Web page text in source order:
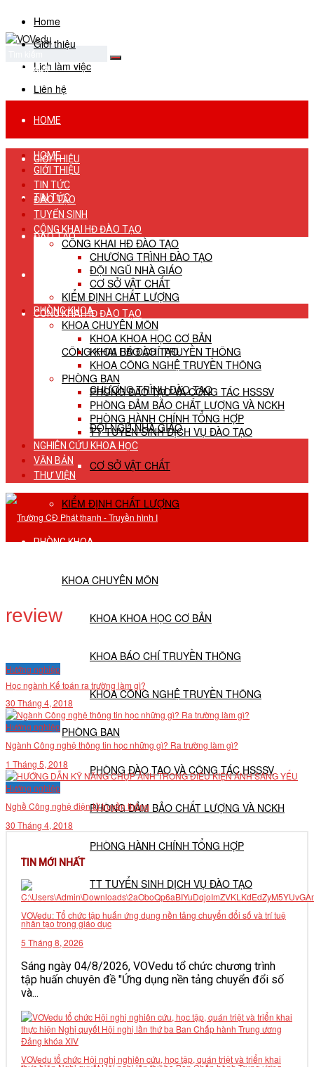
Home
Giới thiệu
Lịch làm việc
Liên hệ
No Result
View All Result
HOME
GIỚI THIỆU
TIN TỨC
ĐÀO TẠO
TUYỂN SINH
CÔNG KHAI HĐ ĐÀO TẠO
CÔNG KHAI HĐ ĐÀO TẠO
CHƯƠNG TRÌNH ĐÀO TẠO
ĐỘI NGŨ NHÀ GIÁO
CƠ SỞ VẬT CHẤT
KIỂM ĐỊNH CHẤT LƯỢNG
PHÒNG KHOA
KHOA CHUYÊN MÔN
KHOA KHOA HỌC CƠ BẢN
KHOA BÁO CHÍ TRUYỀN THÔNG
KHOA CÔNG NGHỆ TRUYỀN THÔNG
PHÒNG BAN
PHÒNG ĐÀO TẠO VÀ CÔNG TÁC HSSSV
PHÒNG ĐẢM BẢO CHẤT LƯỢNG VÀ NCKH
PHÒNG HÀNH CHÍNH TỔNG HỢP
TT TUYỂN SINH DỊCH VỤ ĐÀO TẠO
NGHIÊN CỨU KHOA HỌC
VĂN BẢN
THƯ VIỆN
HOME
GIỚI THIỆU
TIN TỨC
ĐÀO TẠO
TUYỂN SINH
CÔNG KHAI HĐ ĐÀO TẠO
CÔNG KHAI HĐ ĐÀO TẠO
CHƯƠNG TRÌNH ĐÀO TẠO
ĐỘI NGŨ NHÀ GIÁO
CƠ SỞ VẬT CHẤT
KIỂM ĐỊNH CHẤT LƯỢNG
PHÒNG KHOA
KHOA CHUYÊN MÔN
KHOA KHOA HỌC CƠ BẢN
KHOA BÁO CHÍ TRUYỀN THÔNG
KHOA CÔNG NGHỆ TRUYỀN THÔNG
PHÒNG BAN
PHÒNG ĐÀO TẠO VÀ CÔNG TÁC HSSSV
PHÒNG ĐẢM BẢO CHẤT LƯỢNG VÀ NCKH
PHÒNG HÀNH CHÍNH TỔNG HỢP
TT TUYỂN SINH DỊCH VỤ ĐÀO TẠO
NGHIÊN CỨU KHOA HỌC
VĂN BẢN
THƯ VIỆN
review
Hướng nghiệp
Học ngành Kế toán ra trường làm gì?
30 Tháng 4, 2018
Hướng nghiệp
Ngành Công nghệ thông tin học những gì? Ra trường làm gì?
1 Tháng 5, 2018
Hướng nghiệp
Nghề Công nghệ điện tử truyền thông
30 Tháng 4, 2018
TIN MỚI NHẤT
VOVedu: Tổ chức tập huấn ứng dụng nền tảng chuyển đổi số và trí tuệ
nhân tạo trong giáo dục
5 Tháng 8, 2026
Sáng ngày 04/8/2026, VOVedu tổ chức chương trình
tập huấn chuyên đề "Ứng dụng nền tảng chuyển đổi số
và...
VOVedu tổ chức Hội nghị nghiên cứu, học tập, quán triệt và triển khai